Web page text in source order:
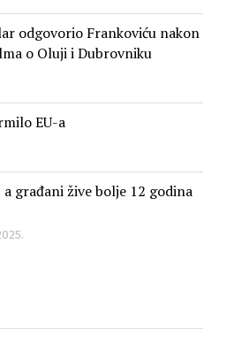
odgovorio Frankoviću nakon
o Oluji i Dubrovniku
EU-a
građani žive bolje 12 godina